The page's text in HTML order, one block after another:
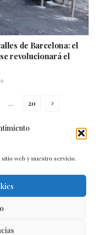
web y nuestro servicio.
de Barcelona: el
revolucionará el
… 20